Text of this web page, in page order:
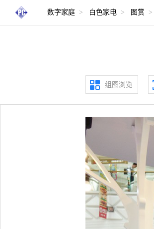
数字家庭 > 白色家电 > 图赏 >
组图浏览